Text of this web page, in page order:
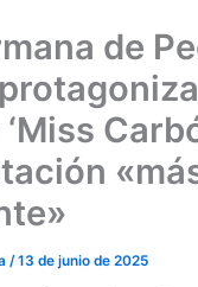
de
/13 de junio de 2025